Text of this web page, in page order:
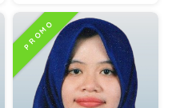
PROMO